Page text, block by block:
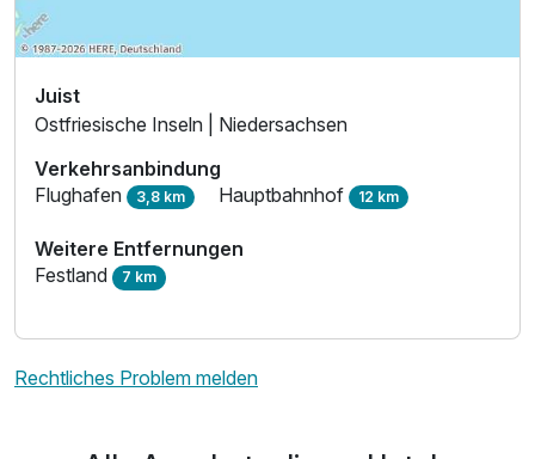
Juist
Ostfriesische Inseln | Niedersachsen
Verkehrsanbindung
Flughafen 3,8 km Hauptbahnhof 12 km
Weitere Entfernungen
Festland 7 km
Rechtliches Problem melden